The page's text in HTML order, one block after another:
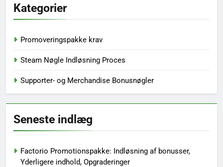
Kategorier
Promoveringspakke krav
Steam Nøgle Indløsning Proces
Supporter- og Merchandise Bonusnøgler
Seneste indlæg
Factorio Promotionspakke: Indløsning af bonusser,
Yderligere indhold, Opgraderinger